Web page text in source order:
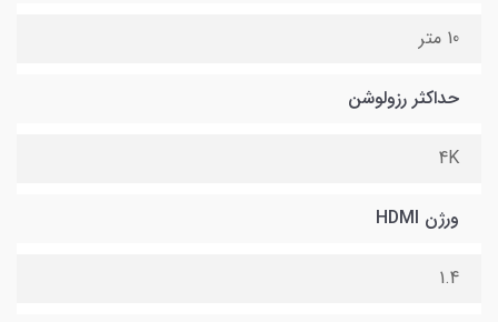
10 متر
حداکثر رزولوشن
4K
ورژن HDMI
1.4